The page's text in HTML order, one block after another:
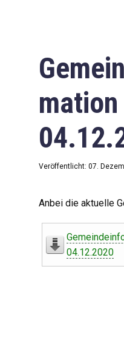
Veröffentlicht: 07.
Anbei die aktuelle
04.12.2020